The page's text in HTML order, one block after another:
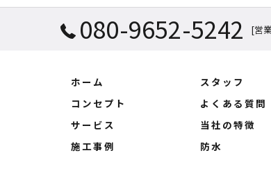
080-9652-5242 [営
ホーム
コンセプト
サービス
施工事例
スタッフ
よくある質問
当社の特徴
防水